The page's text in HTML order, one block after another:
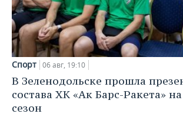
Спорт 06 авг, 19:10
В Зеленодольске прошла
состава ХК «Ак Барс-Ракета»
сезон